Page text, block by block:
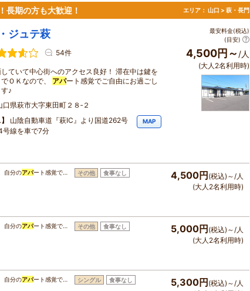
長期の方も大歓迎！ エリア： 山口 > 萩・長門
ジュテ萩
54件
ていて中心街へのアクセス良好！ 滞在中は鍵を
ＯＫなので、 アパート感覚でご自由にお過ごし
♪
口県萩市大字東田町２８‐２
山陰自動車道『萩IC』より国道262号
号線を車で7分
MAP
最安料金(税込)
(目安)
4,500円～ /人
(大人2名利用時)
分のアパート感覚で… その他 食事なし 4,500円 (税込)～/人
(大人2名利用時)
分のアパート感覚で… その他 食事なし 5,000円 (税込)～/人
(大人2名利用時)
分のアパート感覚で… シングル 食事なし 5,300円 (税込)～/人